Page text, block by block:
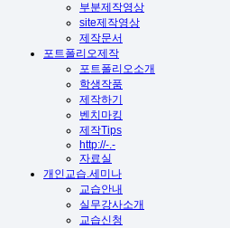
부분제작영상
site제작영상
제작문서
포트폴리오제작
포트폴리오소개
학생작품
제작하기
벤치마킹
제작Tips
http://-.-
자료실
개인교습.세미나
교습안내
실무강사소개
교습신청